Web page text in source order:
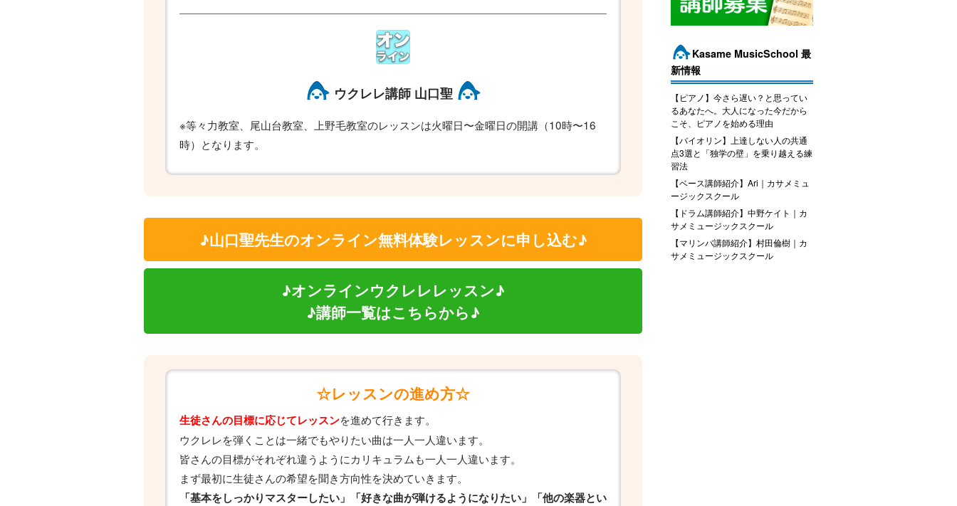
ウクレレ講師 山口聖
※等々力教室、尾山台教室、上野毛教室のレッスンは火曜日〜金曜日の開講（10時〜16
時）となります。
♪山口聖先生のオンライン無料体験レッスンに申し込む♪
♪オンラインウクレレレッスン♪
♪講師一覧はこちらから♪
☆レッスンの進め方☆
生徒さんの目標に応じてレッスンを進めて行きます。
ウクレレを弾くことは一緒でもやりたい曲は一人一人違います。
皆さんの目標がそれぞれ違うようにカリキュラムも一人一人違います。
まず最初に生徒さんの希望を聞き方向性を決めていきます。
「基本をしっかりマスターしたい」「好きな曲が弾けるようになりたい」「他の楽器とい
Kasame MusicSchool 最
新情報
【ピアノ】今さら遅い？と思ってい
るあなたへ。大人になった今だから
こそ、ピアノを始める理由
【バイオリン】上達しない人の共通
点3選と「独学の壁」を乗り越える練
習法
【ベース講師紹介】Ari｜カサメミュ
ージックスクール
【ドラム講師紹介】中野ケイト｜カ
サメミュージックスクール
【マリンバ講師紹介】村田倫樹｜カ
サメミュージックスクール